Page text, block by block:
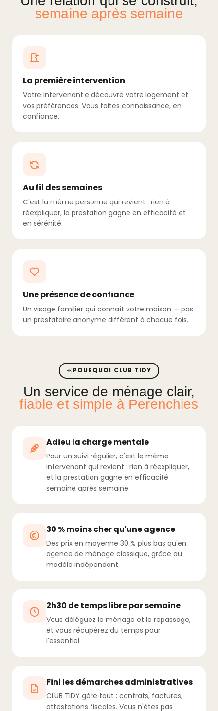
semaine après semaine
La première intervention
Votre intervenant·e découvre votre logement et
vos préférences. Vous faites connaissance, en
confiance.
Au fil des semaines
C'est la même personne qui revient : rien à
réexpliquer, la prestation gagne en efficacité et
en sérénité.
Une présence de confiance
Un visage familier qui connaît votre maison — pas
un prestataire anonyme différent à chaque fois.
POURQUOI CLUB TIDY
Un service de ménage clair,
fiable et simple à Perenchies
Adieu la charge mentale
Pour un suivi régulier, c'est le même
intervenant qui revient : rien à réexpliquer,
et la prestation gagne en efficacité
semaine après semaine.
30 % moins cher qu'une agence
Des prix en moyenne 30 % plus bas qu'en
agence de ménage classique, grâce au
modèle indépendant.
2h30 de temps libre par semaine
Vous déléguez le ménage et le repassage,
et vous récupérez du temps pour
l'essentiel.
Fini les démarches administratives
CLUB TIDY gère tout : contrats, factures,
attestations fiscales. Vous n'êtes pas